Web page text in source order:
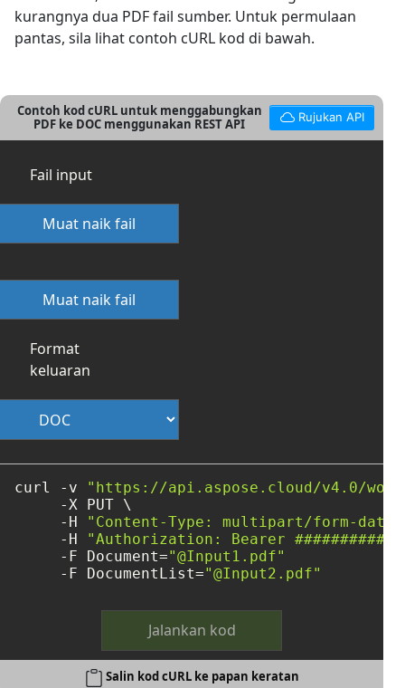
kurangnya dua PDF fail sumber. Untuk permulaan
pantas, sila lihat contoh cURL kod di bawah.
Contoh kod cURL untuk menggabungkan
PDF ke DOC menggunakan REST API
Rujukan API
Fail input
Muat naik fail
Muat naik fail
Format
keluaran
curl -v
"https://api.aspose.cloud/v4.0/
     -X PUT \
     -H
"Content-Type: multipart/form-data"
     -H
"Authorization: Bearer
     -F Document=
"@Input1.pdf"
     -F DocumentList=
"@Input2.pdf"
Jalankan kod
Salin kod cURL ke papan keratan